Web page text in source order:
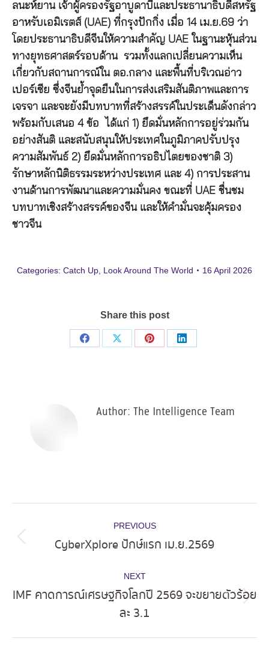
ลนะห์ยาน เจ้าผู้ครองรัฐอาบูดาบีและประธานาธิบดีสหรัฐ
อาหรับเอมิเรตส์ (UAE) ที่กรุงปักกิ่ง เมื่อ 14 เม.ย.69 ว่า
โดยประธานาธิบดีจีนให้ความสำคัญ UAE ในฐานะหุ้นส่วน
ทางยุทธศาสตร์รอบด้าน รวมทั้งแลกเปลี่ยนความเห็น
เกี่ยวกับสถานการณ์ใน ตอ.กลาง และพื้นที่บริเวณอ่าว
เปอร์เซีย ซึ่งจีนย้ำจุดยืนในการส่งเสริมสันติภาพและการ
เจรจา และจะยังมีบทบาทที่สร้างสรรค์ในประเด็นดังกล่าว
พร้อมกับเสนอ 4 ข้อ ได้แก่ 1) ยึดมั่นหลักการอยู่ร่วมกัน
อย่างสันติ และสนับสนุนให้ประเทศในภูมิภาคปรับปรุง
ความสัมพันธ์ 2) ยึดมั่นหลักการอธิปไตยของชาติ 3)
รักษาหลักนิติธรรมระหว่างประเทศ และ 4) การประสาน
งานด้านการพัฒนาและความมั่นคง ขณะที่ UAE ชื่นชม
บทบาทเชิงสร้างสรรค์ของจีน และให้คำมั่นจะคุ้มครอง
ชาวจีน
Categories: Catch Up Look Around The World 16 April 2026
Share this post
Share
Share
Share
Share
Author: The Intelligence Team
navigation
PREVIOUS
Previous
CyberXplore ปักษ์แรก เม.ย.2569
NEXT
post:
IMF คาดการณ์เศรษฐกิจโลกปี 2569 จะขยายตัวร้อย
ละ 3.1